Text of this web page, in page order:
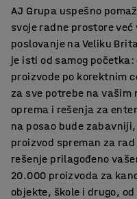
AJ Grupa uspešno
svoje radne prostore
poslovanje na Veliku
je isti od samog
proizvode po korektnim
za sve potrebe na
oprema i rešenja za
na posao bude
proizvod spreman za
rešenje prilagođeno
20.000 proizvoda za
objekte, škole i drugo,